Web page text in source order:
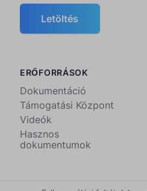
Letöltés
ERŐFORRÁSOK
Dokumentáció
Támogatási Központ
Videók
Hasznos
dokumentumok